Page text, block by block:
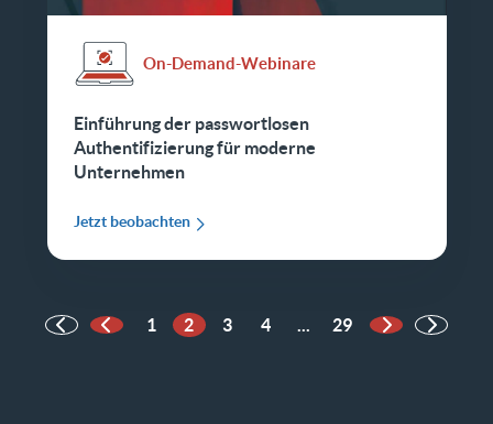
On-Demand-Webinare
Einführung der passwortlosen
Authentifizierung für moderne
Unternehmen
Jetzt beobachten
Vorherige Seite
1 2 3 4 ... 29
Nächste Seite